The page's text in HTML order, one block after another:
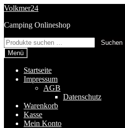
Zur
springen
Zum
springen
Volkmer24
Camping Onlineshop
Suchen
nach:
Suchen
Menü
Startseite
Impressum
AGB
Datenschutz
Warenkorb
Kasse
Mein Konto